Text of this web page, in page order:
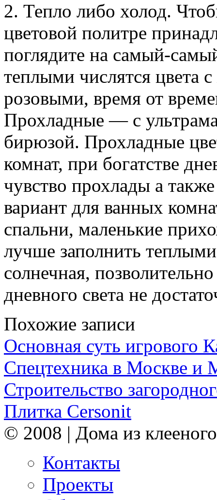
2. Тепло либо холод.
цветовой политре
поглядите на самый-
теплыми числятся цвета
розовыми, время от
Прохладные — с
бирюзой. Прохладные
комнат, при богатстве
чувство прохлады а
вариант для ванных
спальни, маленькие
лучше заполнить
солнечная,
дневного света не
Похожие записи
Основная суть игрового
Спецтехника в Москве и
Строительство
Плитка Cersonit
© 2008 | Дома из
Контакты
Проекты